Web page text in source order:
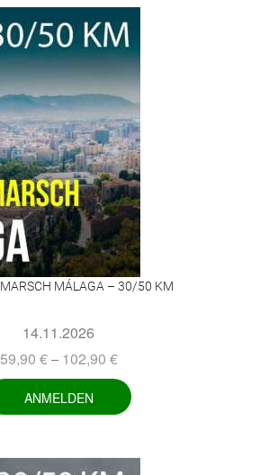
MÁLAGA – 30/50 KM
14.11.2026
59,90 € –102,90 €
ANMELDEN